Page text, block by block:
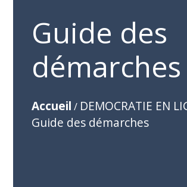
Guide des
démarches
Accueil / DEMOCRATIE EN
Guide des démarches